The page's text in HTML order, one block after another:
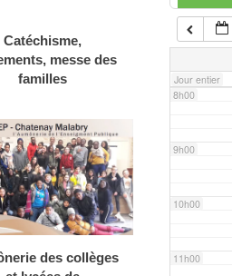
Jour entier
7h00
8h00
9h00
10h00
11h00
Catéchisme,
messe des
familles
des collèges